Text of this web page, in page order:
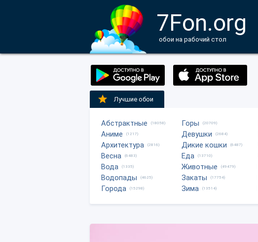
7Fon.org
обои на рабочий стол
Лучшие обои
Абстрактные (18058)
Аниме (1217)
Архитектура (2816)
Весна (6483)
Вода (1335)
Водопады (4625)
Города (15298)
Горы (20709)
Девушки (2684)
Дикие кошки (6487)
Еда (13710)
Животные (49479)
Закаты (17754)
Зима (13514)